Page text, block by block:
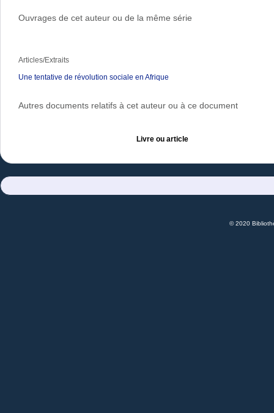
Ouvrages de cet auteur ou de la même série
Articles/Extraits
Une tentative de révolution sociale en Afrique
Autres documents relatifs à cet auteur ou à ce document
Livre ou article
© 2020